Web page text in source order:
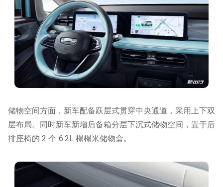
储物空间方面，新车配备跃层式贯穿中央通道，采用上下双
层布局。同时新车新增后备箱分层下沉式储物空间，置于后
排座椅的 2 个 6.2L 榻榻米储物盒。